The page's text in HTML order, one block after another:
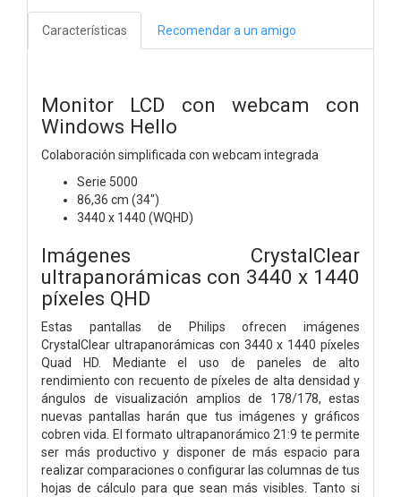
Características Recomendar a un amigo
Monitor LCD con webcam con
Windows Hello
Colaboración simplificada con webcam integrada
Serie 5000
86,36 cm (34")
3440 x 1440 (WQHD)
Imágenes CrystalClear
ultrapanorámicas con 3440 x 1440
píxeles QHD
Estas pantallas de Philips ofrecen imágenes
CrystalClear ultrapanorámicas con 3440 x 1440 píxeles
Quad HD. Mediante el uso de paneles de alto
rendimiento con recuento de píxeles de alta densidad y
ángulos de visualización amplios de 178/178, estas
nuevas pantallas harán que tus imágenes y gráficos
cobren vida. El formato ultrapanorámico 21:9 te permite
ser más productivo y disponer de más espacio para
realizar comparaciones o configurar las columnas de tus
hojas de cálculo para que sean más visibles. Tanto si